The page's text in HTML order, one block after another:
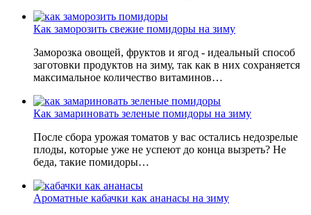
Как заморозить свежие помидоры на зиму
Заморозка овощей, фруктов и ягод - идеальный способ
заготовки продуктов на зиму, так как в них сохраняется
максимальное количество витаминов…
Как замариновать зеленые помидоры на зиму
После сбора урожая томатов у вас остались недозрелые
плоды, которые уже не успеют до конца вызреть? Не
беда, такие помидоры…
Ароматные кабачки как ананасы на зиму